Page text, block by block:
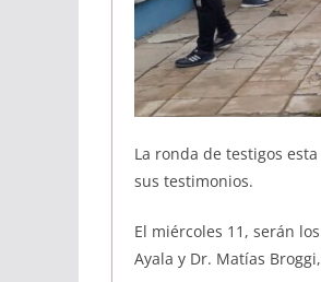
La ronda de testigos
sus testimonios.
El miércoles 11, serán
Ayala y Dr. Matías